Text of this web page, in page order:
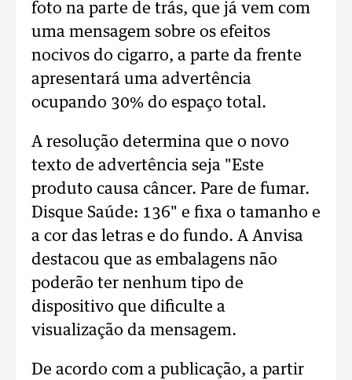
foto na parte de trás, que já vem com
uma mensagem sobre os efeitos
nocivos do cigarro, a parte da frente
apresentará uma advertência
ocupando 30% do espaço total.
A resolução determina que o novo
texto de advertência seja "Este
produto causa câncer. Pare de fumar.
Disque Saúde: 136" e fixa o tamanho e
a cor das letras e do fundo. A Anvisa
destacou que as embalagens não
poderão ter nenhum tipo de
dispositivo que dificulte a
visualização da mensagem.
De acordo com a publicação, a partir